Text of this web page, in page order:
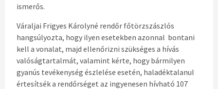
ismerős.
Váraljai Frigyes Károlyné rendőr főtörzszászlós
hangsúlyozta, hogy ilyen esetekben azonnal bontani
kell a vonalat, majd ellenőrizni szükséges a hívás
valóságtartalmát, valamint kérte, hogy bármilyen
gyanús tevékenység észlelése esetén, haladéktalanul
értesítsék a rendőrséget az ingyenesen hívható 107